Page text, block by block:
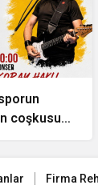
coşkusu
Firma